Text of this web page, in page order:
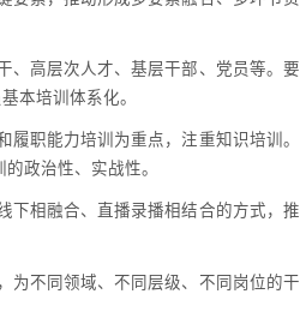
、高层次人才、基层干部、党员等。要
本培训体系化。
职能力培训为重点，注重知识培训。
政治性、实战性。
下相融合、直播录播相结合的方式，推
为不同领域、不同层级、不同岗位的干